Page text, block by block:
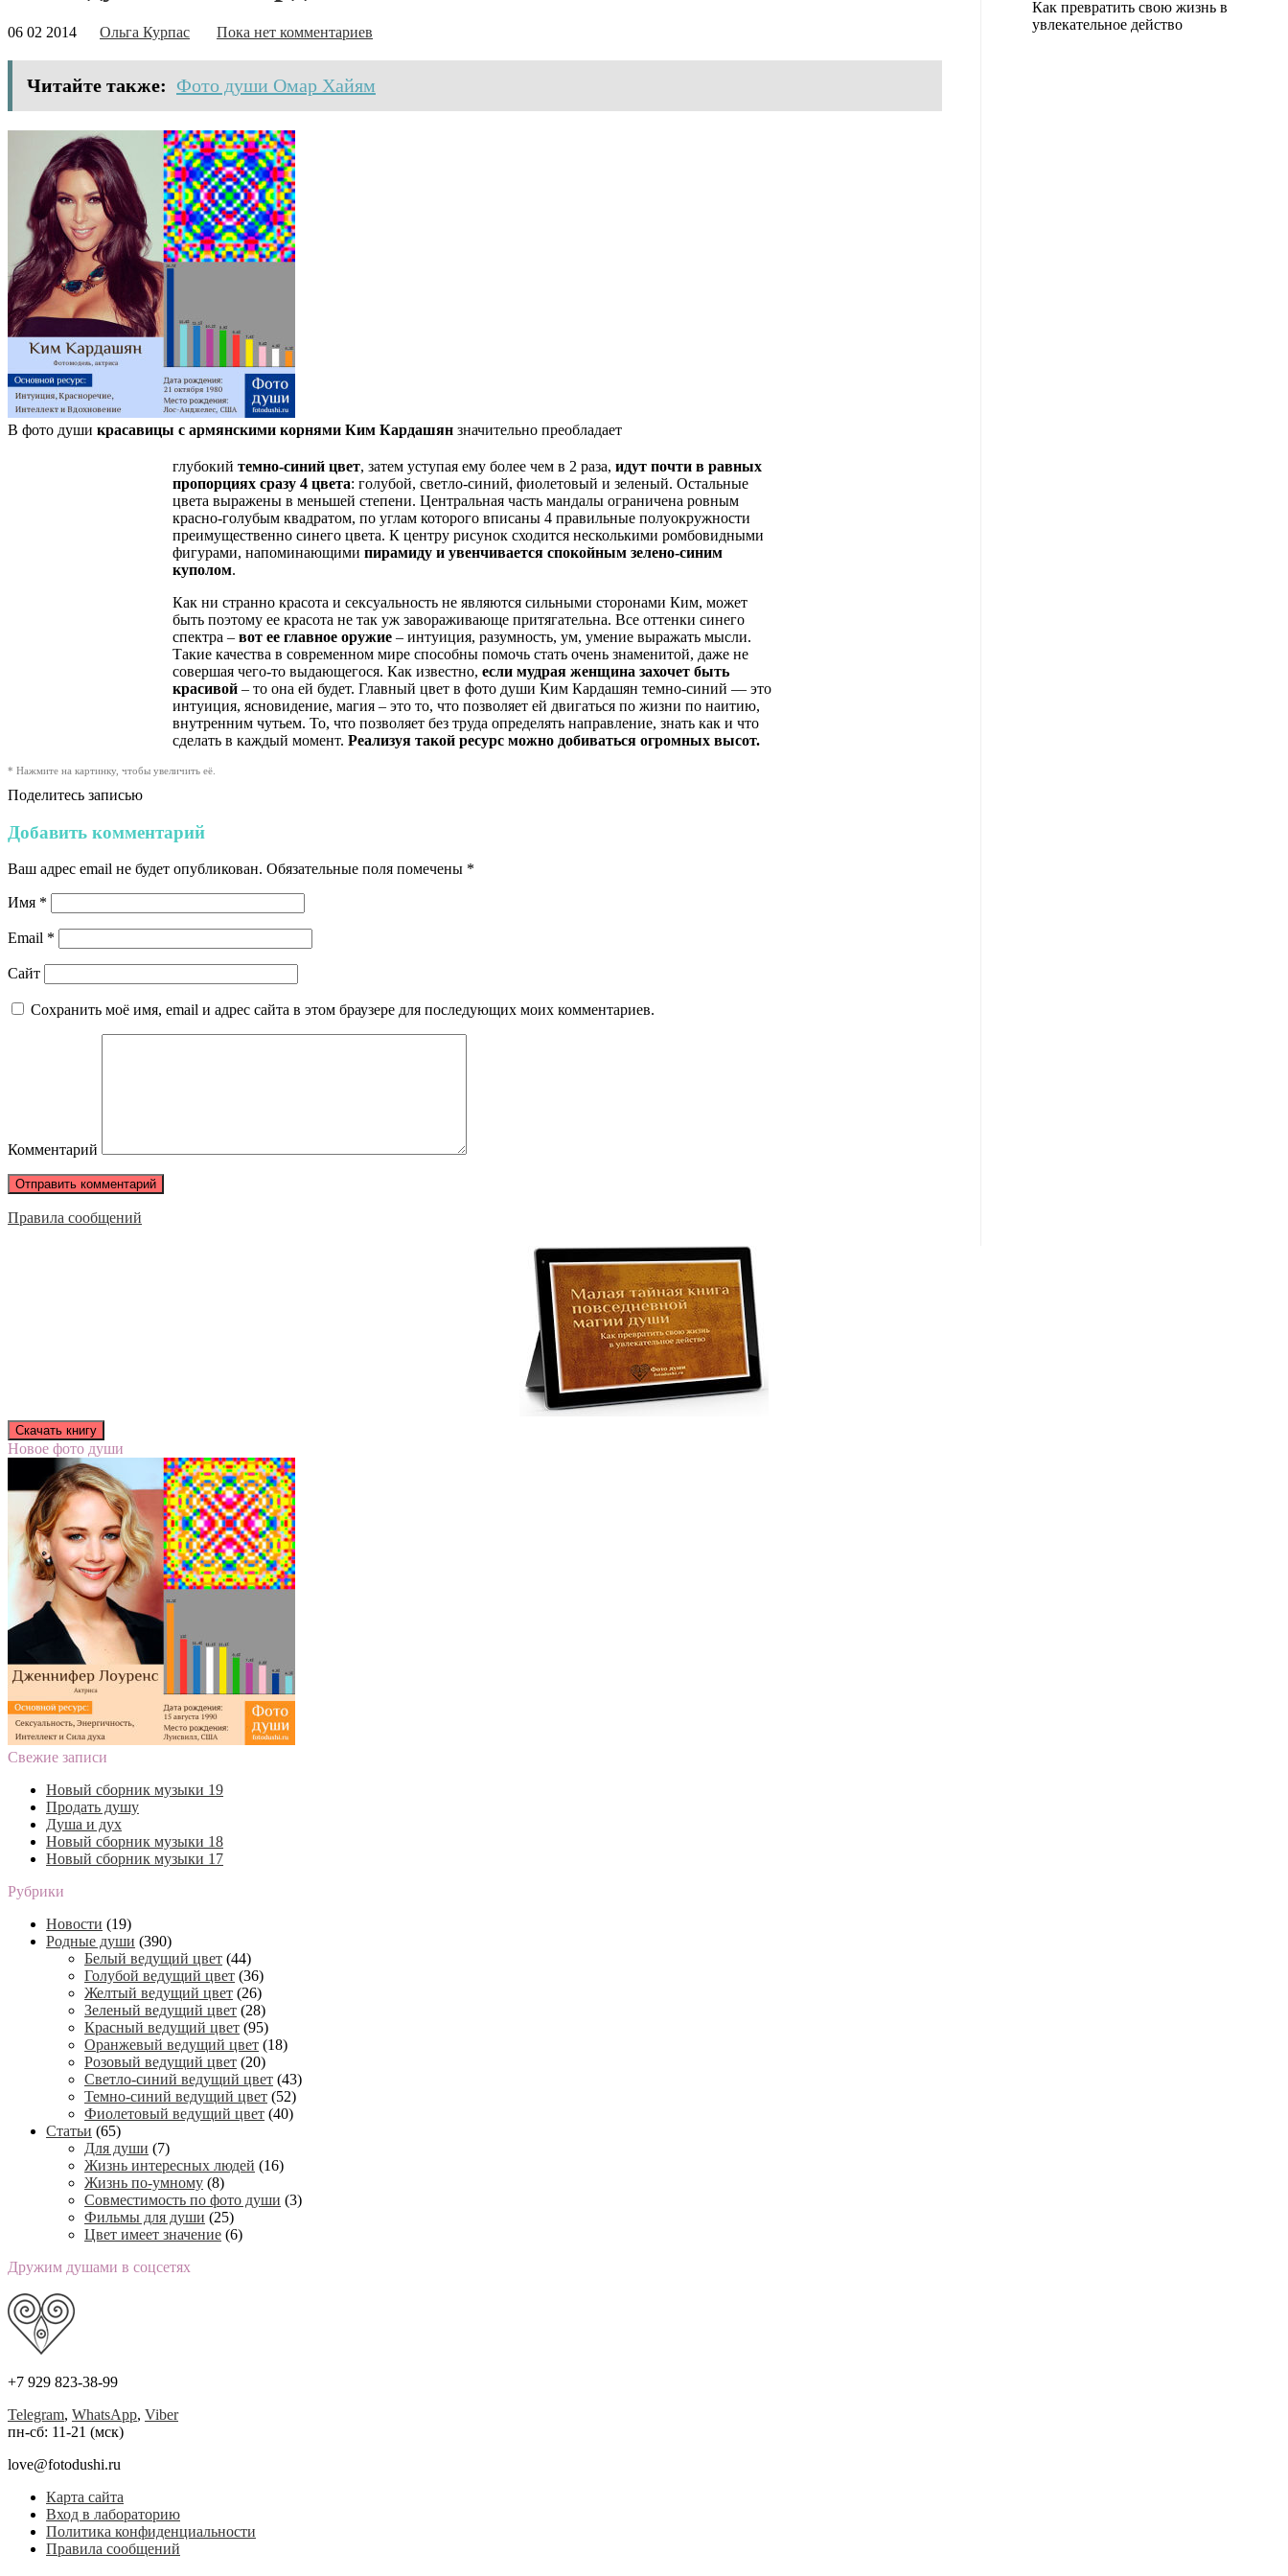
06 02 2014 Ольга Курпас Пока нет комментариев
Читайте также: Фото души Омар Хайям
В фото души красавицы с армянскими корнями Ким Кардашян значительно преобладает
глубокийтемно-синий цвет, затем уступая ему более чем в 2 раза,идут почти в равных
пропорциях сразу 4 цвета: голубой, светло-синий, фиолетовый и зеленый. Остальные
цвета выражены в меньшей степени. Центральная часть мандалы ограничена ровным
красно-голубым квадратом, по углам которого вписаны 4 правильные полуокружности
преимущественно синего цвета. К центру рисунок сходится несколькими ромбовидными
фигурами, напоминающимипирамиду и увенчивается спокойным зелено-синим
куполом.
Как ни странно красота и сексуальность не являются сильными сторонами Ким, может
быть поэтому ее красота не так уж завораживающе притягательна. Все оттенки синего
спектра –вот ее главное оружие – интуиция, разумность, ум, умение выражать мысли.
Такие качества в современном мире способны помочь стать очень знаменитой, даже не
совершая чего-то выдающегося. Как известно,если мудрая женщина захочет быть
красивой – то она ей будет. Главный цвет в фото души Ким Кардашян темно-синий — это
интуиция, ясновидение, магия – это то, что позволяет ей двигаться по жизни по наитию,
внутренним чутьем. То, что позволяет без труда определять направление, знать как и что
сделать в каждый момент.Реализуя такой ресурс можно добиваться огромных высот.
* Нажмите на картинку, чтобы увеличить её.
Поделитесь записью
Добавить комментарий
Ваш адрес email не будет опубликован. Обязательные поля помечены *
Имя *
Email *
Сайт
Сохранить моё имя, email и адрес сайта в этом браузере для последующих моих комментариев.
Комментарий
Правила сообщений
Как превратить свою жизнь в
увлекательное действо
Новое фото души
Свежие записи
Новый сборник музыки 19
Продать душу
Душа и дух
Новый сборник музыки 18
Новый сборник музыки 17
Рубрики
Новости (19)
Родные души (390)
Белый ведущий цвет (44)
Голубой ведущий цвет (36)
Желтый ведущий цвет (26)
Зеленый ведущий цвет (28)
Красный ведущий цвет (95)
Оранжевый ведущий цвет (18)
Розовый ведущий цвет (20)
Светло-синий ведущий цвет (43)
Темно-синий ведущий цвет (52)
Фиолетовый ведущий цвет (40)
Статьи (65)
Для души (7)
Жизнь интересных людей (16)
Жизнь по-умному (8)
Совместимость по фото души (3)
Фильмы для души (25)
Цвет имеет значение (6)
Дружим душами в соцсетях
+7 929 823-38-99
Telegram, WhatsApp, Viber
пн-сб: 11-21 (мск)
love@fotodushi.ru
Карта сайта
Вход в лабораторию
Политика конфиденциальности
Правила сообщений